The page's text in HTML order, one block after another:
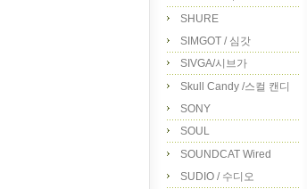
SHURE
SIMGOT / 심갓
SIVGA/시브가
Skull Candy /스컬 캔디
SONY
SOUL
SOUNDCAT Wired
SUDIO / 수디오